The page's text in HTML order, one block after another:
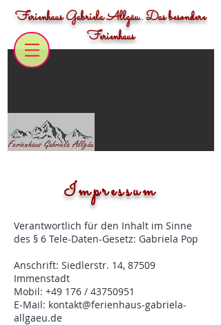
Ferienhaus Gabriela Allgäu.. Das besondere
Ferienhaus
Impressum
Verantwortlich für den Inhalt im Sinne
des § 6 Tele-Daten-Gesetz: Gabriela Pop
Anschrift: Siedlerstr. 14, 87509
Immenstadt
Mobil: +49 176 / 43750951
E-Mail: kontakt@ferienhaus-gabriela-
allgaeu.de